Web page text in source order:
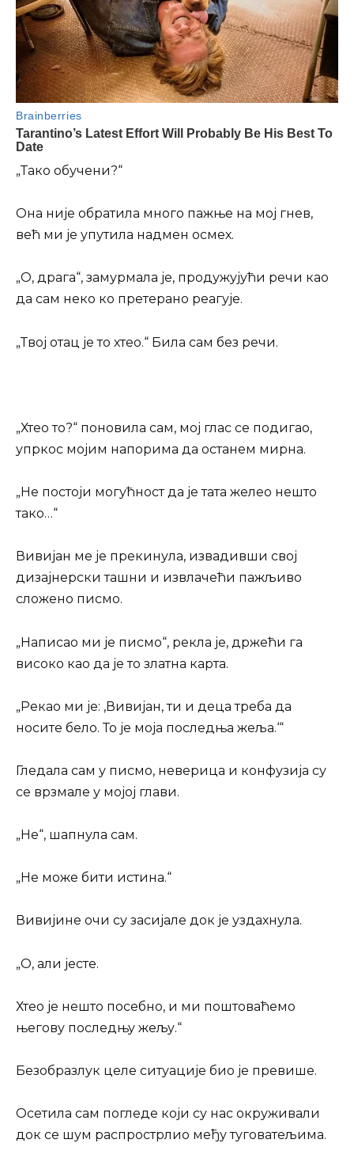
„Тако обучени?“
Она није обратила много пажње на мој гнев,
већ ми је упутила надмен осмех.
„О, драга“, замурмала је, продужујући речи као
да сам неко ко претерано реагује.
„Твој отац је то хтео.“ Била сам без речи.
„Хтео то?“ поновила сам, мој глас се подигао,
упркос мојим напорима да останем мирна.
„Не постоји могућност да је тата желео нешто
тако…“
Вивијан ме је прекинула, извадивши свој
дизајнерски ташни и извлачећи пажљиво
сложено писмо.
„Написао ми је писмо“, рекла је, држећи га
високо као да је то златна карта.
„Рекао ми је: ‚Вивијан, ти и деца треба да
носите бело. То је моја последња жеља.‘“
Гледала сам у писмо, неверица и конфузија су
се врзмале у мојој глави.
„Не“, шапнула сам.
„Не може бити истина.“
Вивијине очи су засијале док је уздахнула.
„О, али јесте.
Хтео је нешто посебно, и ми поштоваћемо
његову последњу жељу.“
Безобразлук целе ситуације био је превише.
Осетила сам погледе који су нас окруживали
док се шум распрострлио међу туговатељима.